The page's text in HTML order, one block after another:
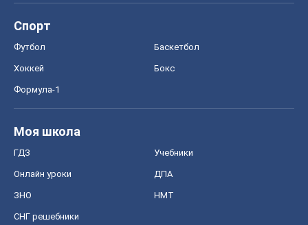
Спорт
Футбол Баскетбол
Хоккей Бокс
Формула-1
Моя школа
ГДЗ Учебники
Онлайн уроки ДПА
ЗНО НМТ
СНГ решебники